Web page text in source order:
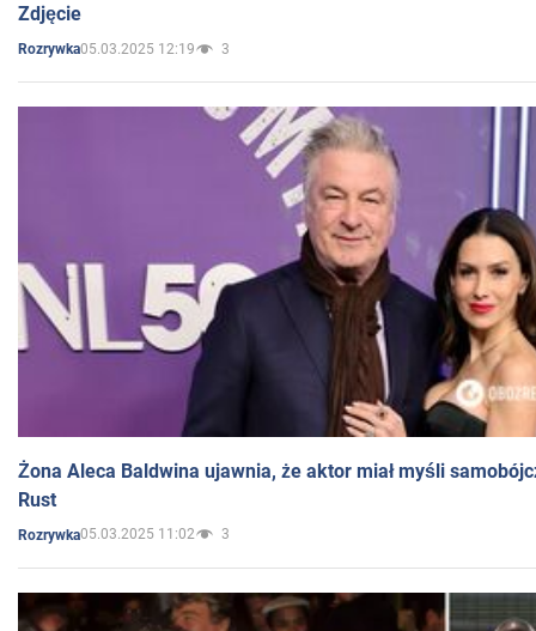
Zdjęcie
Rozrywka05.03.2025 12:19 3
Żona Aleca Baldwina ujawnia, że aktor miał myśli
Rust
Rozrywka05.03.2025 11:02 3